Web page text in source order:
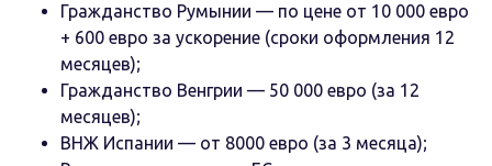
Гражданство Румынии — по цене от 10 000 евро
+ 600 евро за ускорение (сроки оформления 12
месяцев);
Гражданство Венгрии — 50 000 евро (за 12
месяцев);
ВНЖ Испании — от 8000 евро (за 3 месяца);